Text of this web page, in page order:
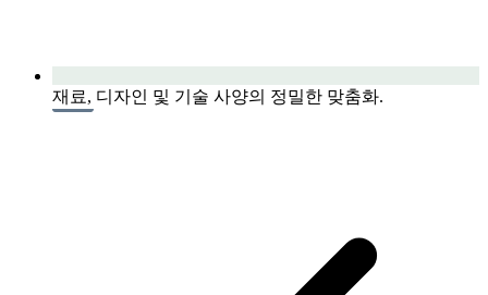
재료, 디자인 및 기술 사양의 정밀한 맞춤화.